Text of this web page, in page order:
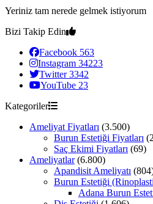
Yeriniz tam nerede gelmek istiyorum
Bizi Takip Edin
Facebook 563
Instagram 34223
Twitter 3342
YouTube 23
Kategoriler
Ameliyat Fiyatları (3.500)
Burun Estetiği Fiyatları
Saç Ekimi Fiyatları (69)
Ameliyatlar(6.800)
Apandisit Ameliyatı
Burun Estetiği
Adana Burun